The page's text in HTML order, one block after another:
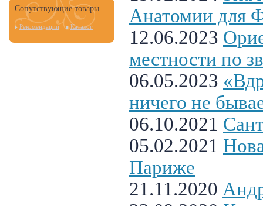
Сопутствующие товары
Рекомендации Каталог
Анатомии для
12.06.2023
местности по
06.05.2023
ничего не
06.10.2021
05.02.2021
Париже
21.11.2020